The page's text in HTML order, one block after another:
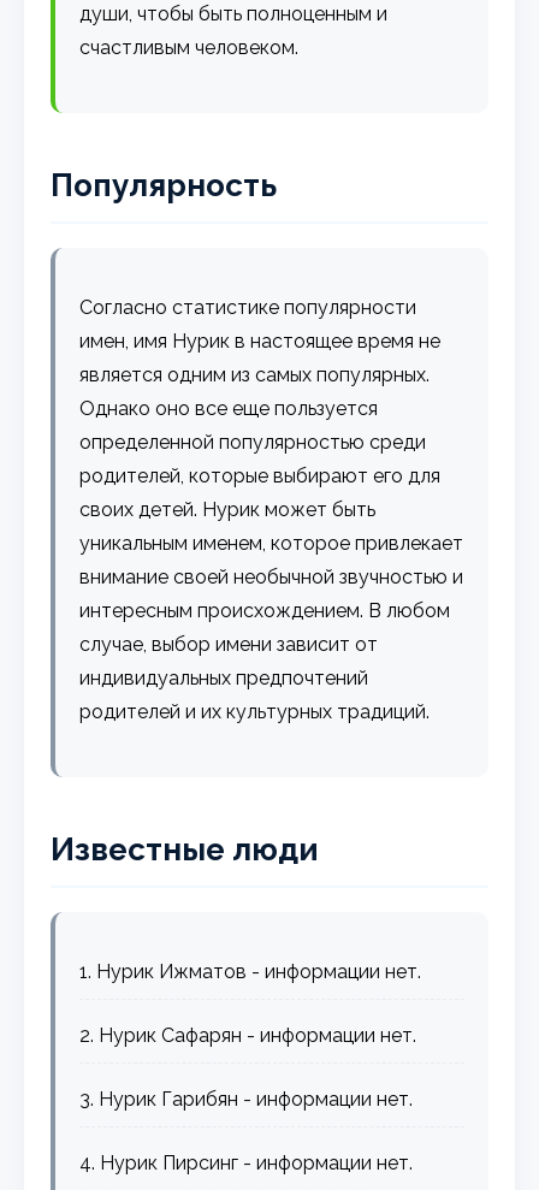
души, чтобы быть полноценным и
счастливым человеком.
Популярность
Согласно статистике популярности
имен, имя Нурик в настоящее время не
является одним из самых популярных.
Однако оно все еще пользуется
определенной популярностью среди
родителей, которые выбирают его для
своих детей. Нурик может быть
уникальным именем, которое привлекает
внимание своей необычной звучностью и
интересным происхождением. В любом
случае, выбор имени зависит от
индивидуальных предпочтений
родителей и их культурных традиций.
Известные люди
1. Нурик Ижматов - информации нет.
2. Нурик Сафарян - информации нет.
3. Нурик Гарибян - информации нет.
4. Нурик Пирсинг - информации нет.